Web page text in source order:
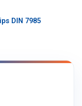
DIN 7985